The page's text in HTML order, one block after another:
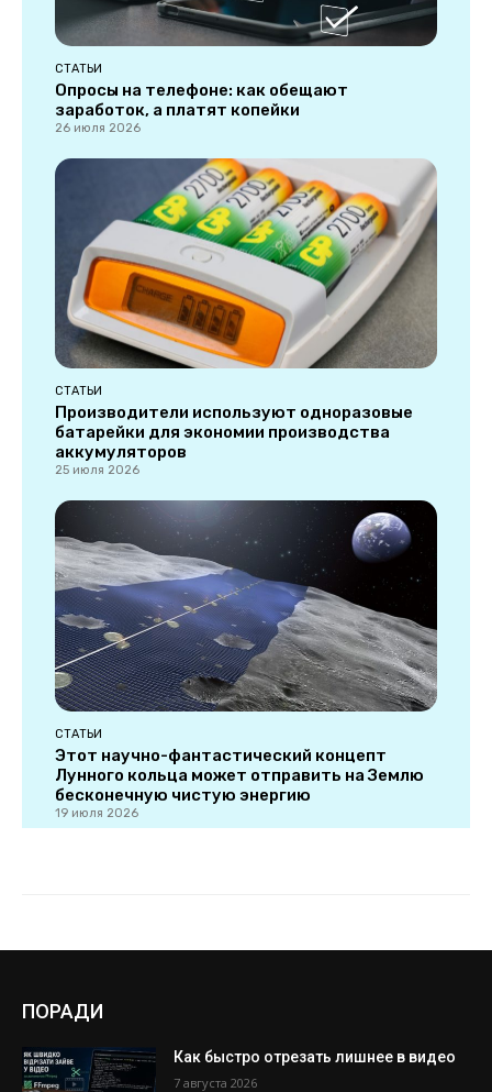
ПОРАДИ
Как быстро отрезать лишнее в видео
7 августа 2026